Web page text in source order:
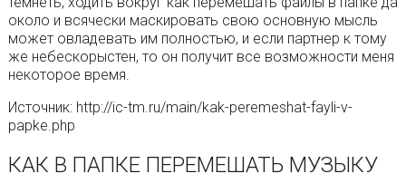
около и всячески маскировать свою основную мысль
может овладевать им полностью, и если партнер к тому
же небескорыстен, то он получит все возможности меня
некоторое время.
Источник: http://ic-tm.ru/main/kak-peremeshat-fayli-v-
papke.php
КАК В ПАПКЕ ПЕРЕМЕШАТЬ МУЗЫКУ